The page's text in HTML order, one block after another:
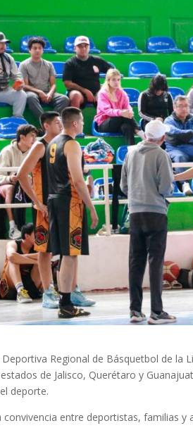
Regional de Básquetbol de la
de Jalisco, Querétaro y
deporte.
entre deportistas, familias y